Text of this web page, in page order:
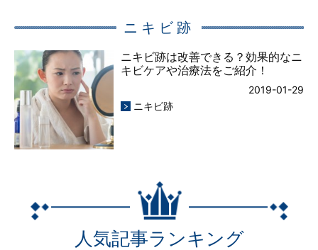
ニキビ跡
ニキビ跡は改善できる？効果的なニ
キビケアや治療法をご紹介！
2019-01-29
ニキビ跡
人気記事ランキング